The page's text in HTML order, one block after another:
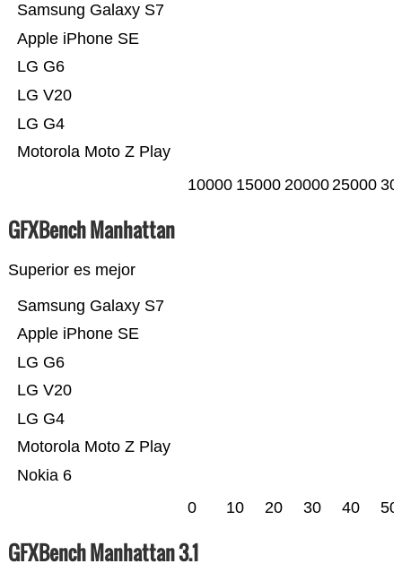
Motorola Moto Z Play
LG G4
LG V20
LG G6
Apple iPhone SE
Samsung Galaxy S7
10000 15000 2000025000
GFXBench Manhattan
Superior es mejor
Nokia 6
Motorola Moto Z Play
LG G4
LG V20
LG G6
Apple iPhone SE
Samsung Galaxy S7
0 10 20 30 40 50
GFXBench Manhattan 3.1